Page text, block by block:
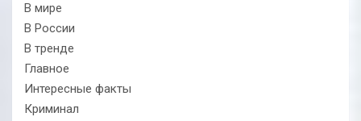
В мире
В России
В тренде
Главное
Интересные факты
Криминал